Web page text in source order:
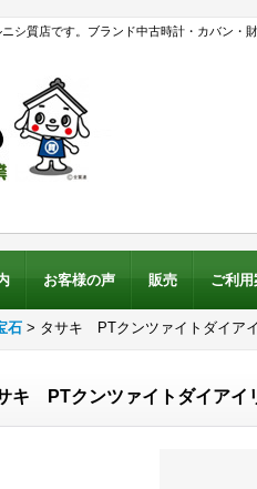
シ質店です。ブランド中古時計・カバン・
お客様の声 販売 ご利
石 > タサキ PTクンツァイトダイ
キ PTクンツァイトダイア